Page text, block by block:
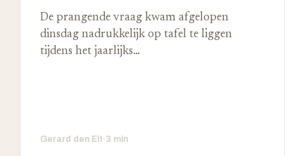
De prangende vraag kwam afgelopen
dinsdag nadrukkelijk op tafel te liggen
tijdens het jaarlijks…
Gerard den Elt·3 min